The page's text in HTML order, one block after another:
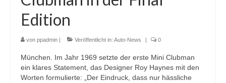
Edition
von ppadmin Veröffentlicht in: Auto-News 0
München. Im Jahr 1969 setzte der erste Mini Clubman
ein klares Statement, das Designer Roy Haynes mit den
Worten formulierte: „Der Eindruck, dass nur hässliche